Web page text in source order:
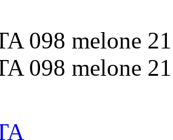
098 melone
098 melone